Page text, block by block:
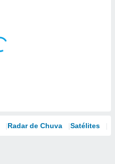
Radar de Chuva Satélites